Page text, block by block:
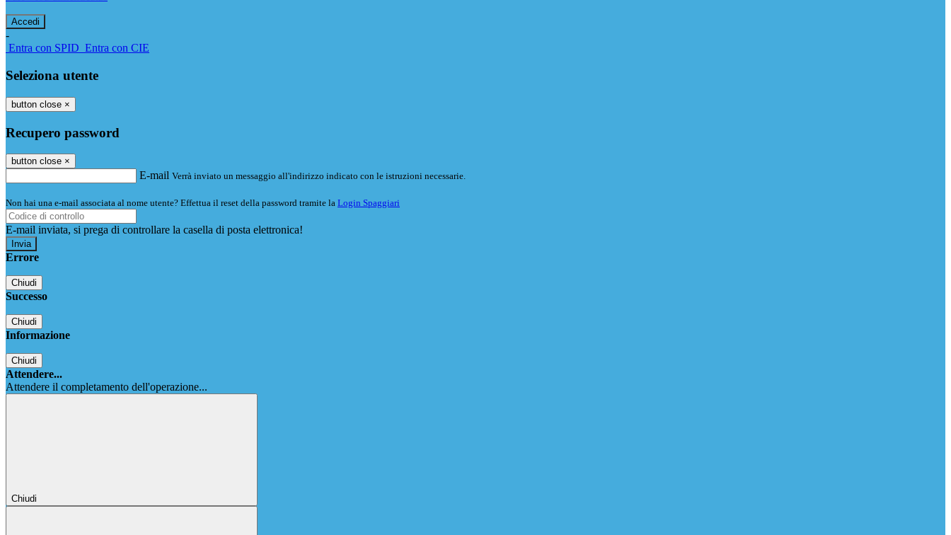
-
Entra con SPID Entra con CIE
Seleziona utente
button close ×
Recupero password
button close ×
E-mail Verrà inviato un messaggio all'indirizzo indicato con le istruzioni necessarie.
Non hai una e-mail associata al nome utente? Effettua il reset della password tramite la Login Spaggiari
E-mail inviata, si prega di controllare la casella di posta elettronica!
Errore
Chiudi
Successo
Chiudi
Informazione
Chiudi
Attendere...
Attendere il completamento dell'operazione...
Chiudi